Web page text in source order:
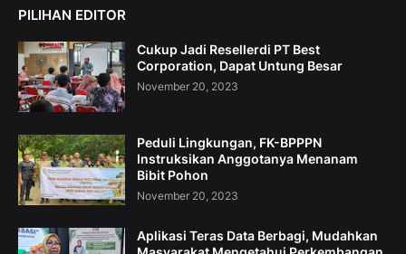
PILIHAN EDITOR
Cukup Jadi Resellerdi PT Best
Corporation, Dapat Untung Besar
November 20, 2023
Peduli Lingkungan, FK-BPPPN
Instruksikan Anggotanya Menanam
Bibit Pohon
November 20, 2023
Aplikasi Teras Data Berbagi, Mudahkan